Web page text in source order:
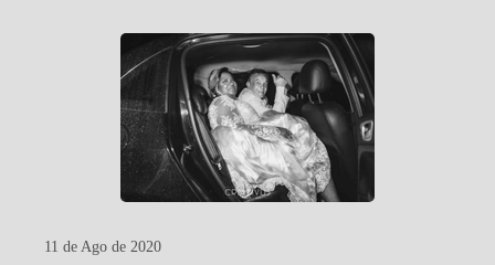
11 de Ago de 2020